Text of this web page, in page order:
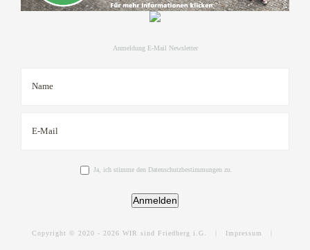
Anmeldung E-Mail Newsletter
Ja, ich stimme den Datenschutzbestimmungen zu.
Anmelden
Copyright © 2020 - 2026 WIR sind Friedberg i.G. | Impressum